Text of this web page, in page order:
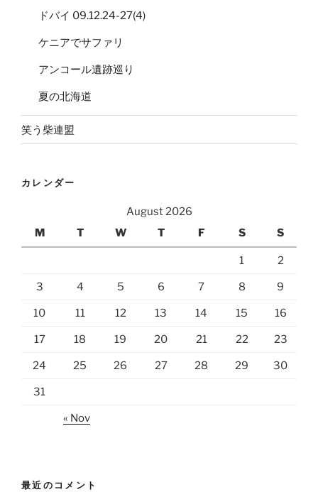
ドバイ 09.12.24-27(4)
ケニアでサファリ
アンコール遺跡巡り
夏の北海道
笑う柴連盟
カレンダー
August 2026
M
T W T F S S
1 2
3 4 5 6 7 8 9
10 11 12 13 14 15 16
17 18 19 20 21 22 23
24 25 26 27 28 29 30
31
« Nov
最近のコメント